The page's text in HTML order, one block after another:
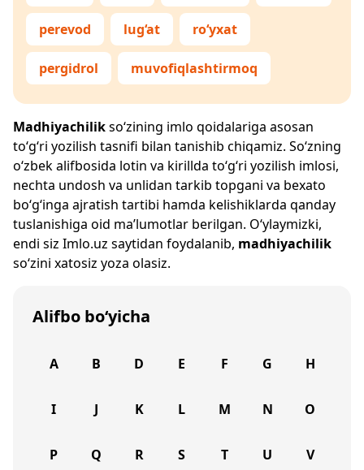
perevod lug‘at ro‘yxat
pergidrol muvofiqlashtirmoq
Madhiyachilikso‘zining imlo qoidalariga asosan
to‘g‘ri yozilish tasnifi bilan tanishib chiqamiz. So‘zning
o‘zbek alifbosida lotin va kirillda to‘g‘ri yozilish imlosi,
nechta undosh va unlidan tarkib topgani va bexato
bo‘g‘inga ajratish tartibi hamda kelishiklarda qanday
tuslanishiga oid ma’lumotlar berilgan. O‘ylaymizki,
endi siz Imlo.uz saytidan foydalanib, madhiyachilik
so‘zini xatosiz yoza olasiz.
Alifbo bo‘yicha
A B D E F G H
I J K L M N O
P Q R S T U V